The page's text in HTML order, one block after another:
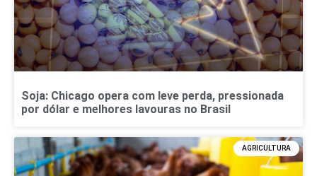
Soja: Chicago opera com leve perda, pressionada
por dólar e melhores lavouras no Brasil
AGRICULTURA